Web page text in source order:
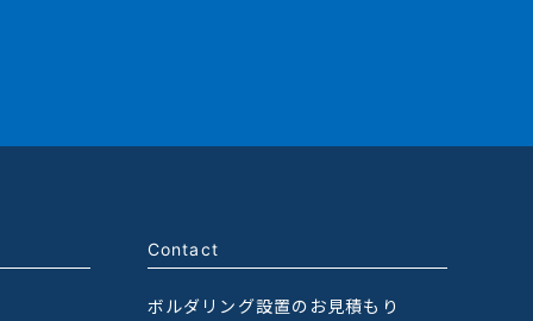
Contact
ボルダリング設置のお見積もり